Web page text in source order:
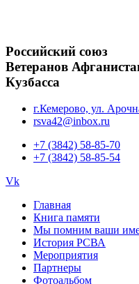
Российский союз
Ветеранов
Кузбасса
г.Кемерово, ул.
rsva42@inbox.ru
+7 (3842) 58-85-70
+7 (3842) 58-85-54
Vk
Главная
Книга памяти
Мы помним ваши
История РСВА
Мероприятия
Партнеры
Фотоальбом